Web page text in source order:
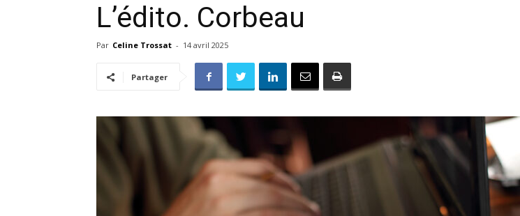
toute
L’édito. Corbeau
Par Celine Trossat - 14 avril 2025
Partager